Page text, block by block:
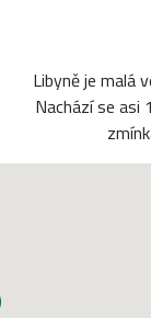
Libyně je malá
Nachází se asi